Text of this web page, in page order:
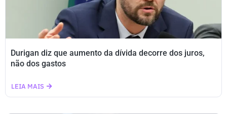
Durigan diz que aumento da dívida decorre dos juros,
não dos gastos
LEIA MAIS